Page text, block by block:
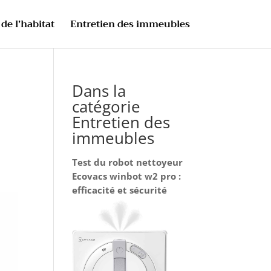
l’habitat Entretien des immeubles
Dans la
catégorie
Entretien des
immeubles
Test du robot nettoyeur
Ecovacs winbot w2 pro :
efficacité et sécurité